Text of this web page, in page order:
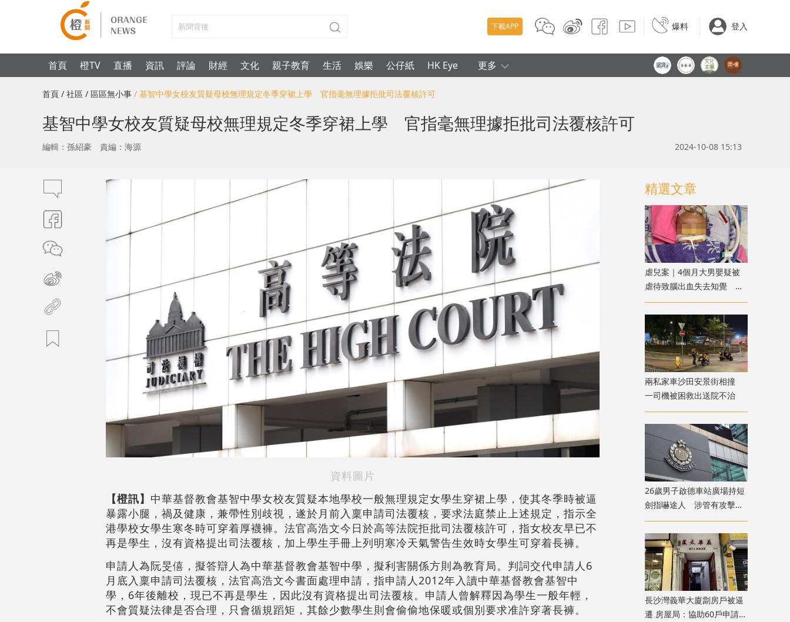
下載APP 爆料 登入
首頁 橙TV 直播 資訊 評論 財經 文化 親子教育 生活 娛樂 公仔紙 HK Eye 更多
首頁 / 社區 / 區區無小事 / 基智中學女校友質疑母校無理規定冬季穿裙上學 官指毫無理據拒批司法覆核許可
基智中學女校友質疑母校無理規定冬季穿裙上學 官指毫無理據拒批司法覆核許可
編輯：孫紹豪 責編：海源 2024-10-08 15:13
資料圖片
【橙訊】 中華基督教會基智中學女校友質疑本地學校一般無理規定女學生穿裙上學，使其冬季時被逼
暴露小腿，禍及健康，兼帶性別歧視，遂於月前入稟申請司法覆核，要求法庭禁止上述規定，指示全
港學校女學生寒冬時可穿着厚襪褲。法官高浩文今日於高等法院拒批司法覆核許可，指女校友早已不
再是學生，沒有資格提出司法覆核，加上學生手冊上列明寒冷天氣警告生效時女學生可穿着長褲。
申請人為阮旻僖，擬答辯人為中華基督教會基智中學，擬利害關係方則為教育局。判詞交代申請人6
月底入稟申請司法覆核，法官高浩文今書面處理申請，指申請人2012年入讀中華基督教會基智中
學，6年後離校，現已不再是學生，因此沒有資格提出司法覆核。申請人曾解釋因為學生一般年輕，
不會質疑法律是否合理，只會循規蹈矩，其餘少數學生則會偷偷地保暖或個別要求准許穿著長褲。
精選文章
虐兒案｜4個月大男嬰疑被
虐待致腦出血失去知覺 警
方拘兩名外傭
兩私家車沙田安景街相撞
一司機被困救出送院不治
26歲男子啟德車站廣場持短
劍指嚇途人 涉管有攻擊性
武器被捕
長沙灣義華大廈劏房戶被逼
遷 房屋局：協助60戶申請過